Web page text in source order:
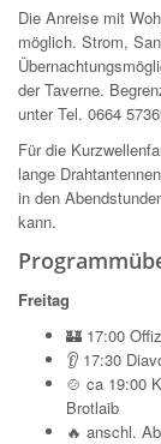
Die Anreise mit
möglich. Strom,
der Taverne.
unter Tel. 0664
Für die
lange
in den
kann.
Freitag
🏰 17:00
👂 17:30
🍲 ca 19:00
Brotlaib
🔥 anschl.